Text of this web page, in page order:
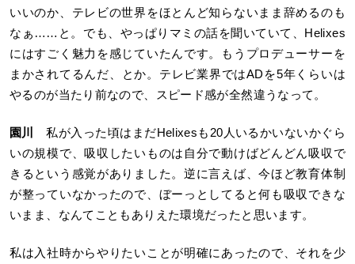
いいのか、テレビの世界をほとんど知らないまま辞めるのも
なぁ……と。でも、やっぱりマミの話を聞いていて、Helixes
にはすごく魅力を感じていたんです。もうプロデューサーを
まかされてるんだ、とか。テレビ業界ではADを5年くらいは
やるのが当たり前なので、スピード感が全然違うなって。
園川
私が入った頃はまだHelixesも20人いるかいないかぐら
いの規模で、吸収したいものは自分で動けばどんどん吸収で
きるという感覚がありました。逆に言えば、今ほど教育体制
が整っていなかったので、ぼーっとしてると何も吸収できな
いまま、なんてこともありえた環境だったと思います。
私は入社時からやりたいことが明確にあったので、それを少